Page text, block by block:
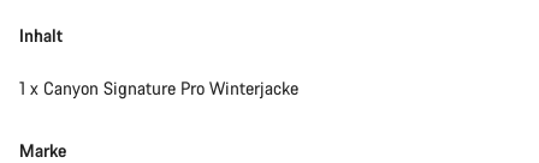
Inhalt
1 x Canyon Signature Pro Winterjacke
Marke